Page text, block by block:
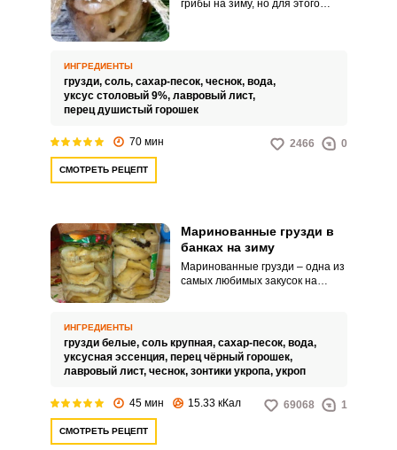
грибы на зиму, но для этого
хрустящей текстурой.
ИНГРЕДИЕНТЫ
грузди, соль, сахар-песок, чеснок, вода,
уксус столовый 9%, лавровый лист,
перец душистый горошек
70 мин 2466 0
СМОТРЕТЬ РЕЦЕПТ
Маринованные грузди в
банках на зиму
Маринованные грузди – одна из
самых любимых закусок на
блюдам из мяса, птицы, овощей.
ИНГРЕДИЕНТЫ
грузди белые, соль крупная, сахар-песок, вода,
уксусная эссенция, перец чёрный горошек,
лавровый лист, чеснок, зонтики укропа, укроп
45 мин 15.33 кКал 69068 1
СМОТРЕТЬ РЕЦЕПТ